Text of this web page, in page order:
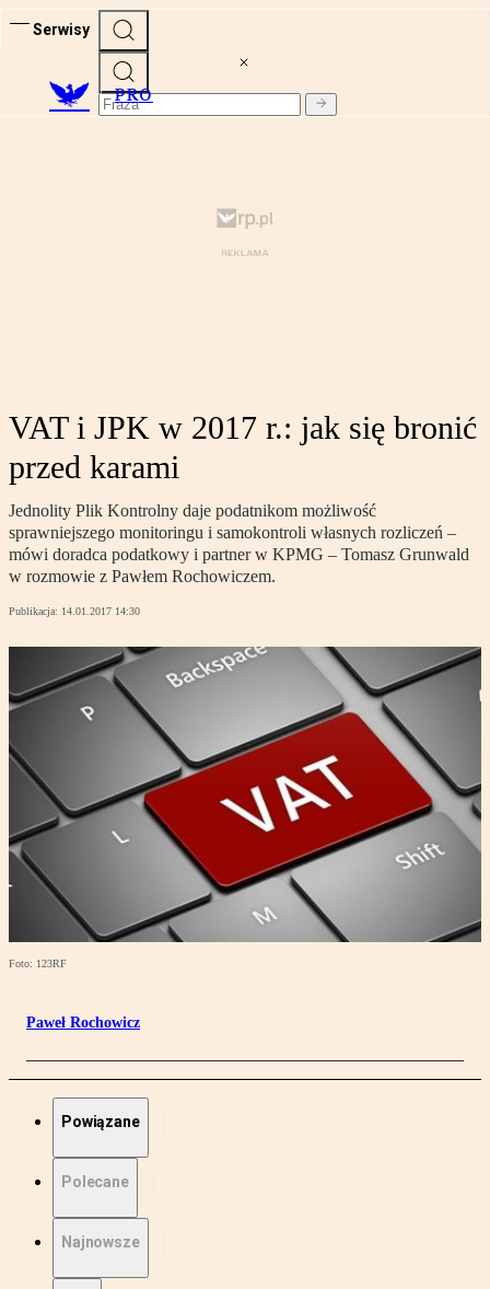
Serwisy
PRO
VAT i JPK w 2017 r.: jak się bronić
przed karami
Jednolity Plik Kontrolny daje podatnikom możliwość
sprawniejszego monitoringu i samokontroli własnych rozliczeń –
mówi doradca podatkowy i partner w KPMG – Tomasz Grunwald
w rozmowie z Pawłem Rochowiczem.
Publikacja: 14.01.2017 14:30
Foto: 123RF
Paweł Rochowicz
Powiązane
Polecane
Najnowsze